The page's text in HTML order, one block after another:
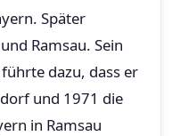
Später
Ramsau. Sein
dazu, dass er
und 1971 die
in Ramsau